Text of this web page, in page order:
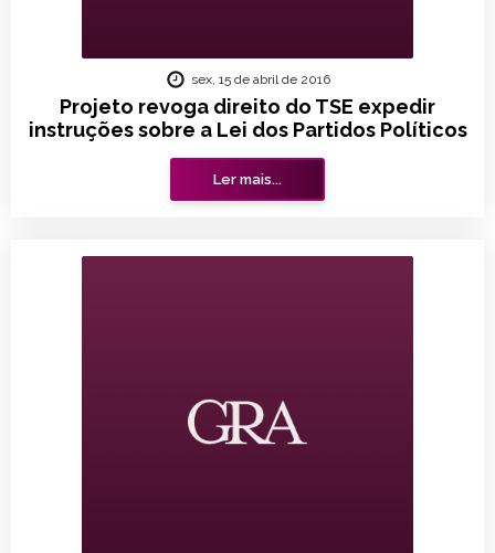
Projeto revoga direito do TSE expedir
instruções sobre a Lei dos Partidos Políticos
sex, 15 de abril de 2016
Ler mais...